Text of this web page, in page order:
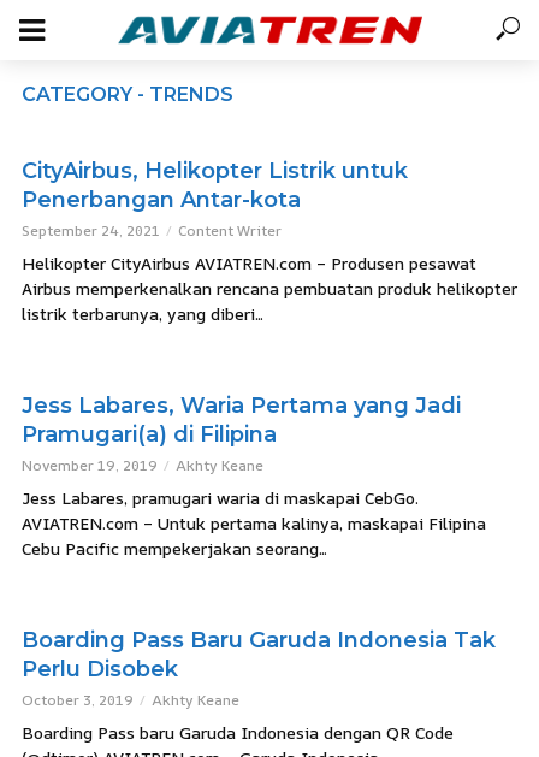
CATEGORY - TRENDS
CityAirbus, Helikopter Listrik untuk
Penerbangan Antar-kota
September 24, 2021 Content Writer
Helikopter CityAirbus AVIATREN.com – Produsen pesawat
Airbus memperkenalkan rencana pembuatan produk helikopter
listrik terbarunya, yang diberi...
Jess Labares, Waria Pertama yang Jadi
Pramugari(a) di Filipina
November 19, 2019 Akhty Keane
Jess Labares, pramugari waria di maskapai CebGo.
AVIATREN.com – Untuk pertama kalinya, maskapai Filipina
Cebu Pacific mempekerjakan seorang...
Boarding Pass Baru Garuda Indonesia Tak
Perlu Disobek
October 3, 2019 Akhty Keane
Boarding Pass baru Garuda Indonesia dengan QR Code